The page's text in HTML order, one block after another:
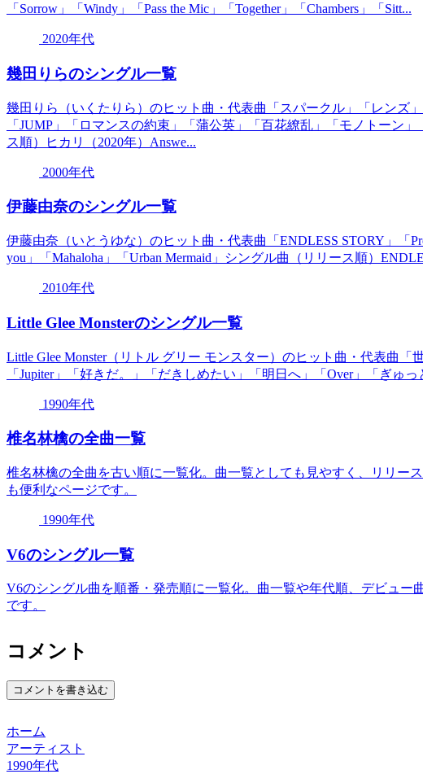
「Sorrow」「Windy」「Pass the Mic」「Together」「Chambers」「Sitt...
2020年代
幾田りらのシングル一覧
幾田りら（いくたりら）のヒット曲・代表曲「スパークル」「レンズ
「JUMP」「ロマンスの約束」「蒲公英」「百花繚乱」「モノトーン
ス順）ヒカリ（2020年）Answe...
2000年代
伊藤由奈のシングル一覧
伊藤由奈（いとうゆな）のヒット曲・代表曲「ENDLESS STORY」「
you」「Mahaloha」「Urban Mermaid」シングル曲（リリース順）
2010年代
Little Glee Monsterのシングル一覧
Little Glee Monster（リトル グリー モンスター）のヒット曲・代表曲「
「Jupiter」「好きだ。」「だきしめたい」「明日へ」「Over」「ぎゅ
1990年代
椎名林檎の全曲一覧
椎名林檎の全曲を古い順に一覧化。曲一覧としても見やすく、リリー
も便利なページです。
1990年代
V6のシングル一覧
V6のシングル曲を順番・発売順に一覧化。曲一覧や年代順、デビュー
です。
コメント
コメントを書き込む
ホーム
アーティスト
1990年代